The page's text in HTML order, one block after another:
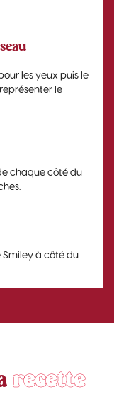
les yeux puis le
le
chaque côté du
Smiley à côté du
recette